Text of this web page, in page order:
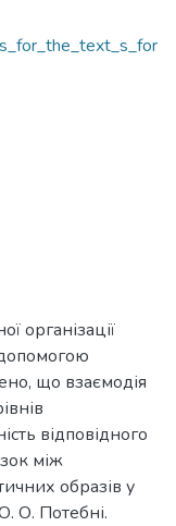
організації
що взаємодія
відповідного
між
образів у
О. Потебні.